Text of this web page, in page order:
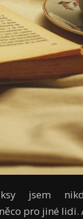
jsem
pro jiné